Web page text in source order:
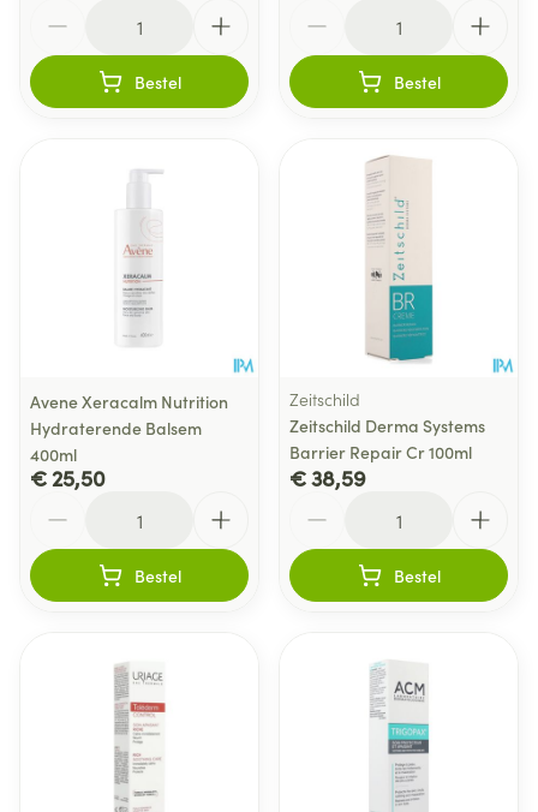
Bestel Bestel
Avene Xeracalm Nutrition
Hydraterende Balsem
400ml
€ 25,50
Bestel
Zeitschild
Zeitschild Derma Systems
Barrier Repair Cr 100ml
€ 38,59
Bestel